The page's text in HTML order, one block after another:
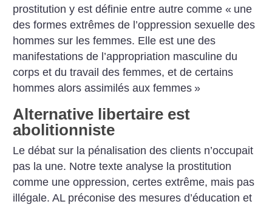
prostitution y est définie entre autre comme « une
des formes extrêmes de l’oppression sexuelle des
hommes sur les femmes. Elle est une des
manifestations de l’appropriation masculine du
corps et du travail des femmes, et de certains
hommes alors assimilés aux femmes »
Alternative libertaire est
abolitionniste
Le débat sur la pénalisation des clients n’occupait
pas la une. Notre texte analyse la prostitution
comme une oppression, certes extrême, mais pas
illégale. AL préconise des mesures d’éducation et